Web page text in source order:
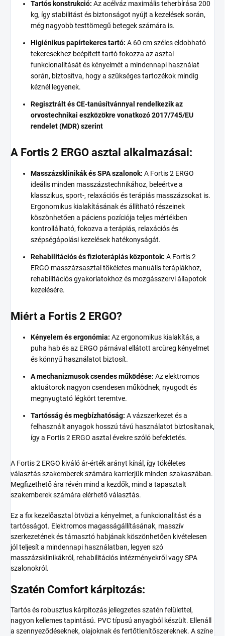
Tartós konstrukció: Az acélváz maximális teherbírása 200
kg, így stabilitást és biztonságot nyújt a kezelések során,
még nagyobb testtömegű betegek számára is.
Higiénikus papírtekercs tartó: A 60 cm széles eldobható
tekercsekhez beépített tartó fokozza az asztal
funkcionalitását és kényelmét a mindennapi használat
során, biztosítva, hogy a szükséges tartozékok mindig
kéznél legyenek.
Regisztrált és CE-tanúsítvánnyal rendelkezik az
orvostechnikai eszközökre vonatkozó 2017/745/EU
rendelet (MDR) szerint
A Fortis 2 ERGO asztal alkalmazásai:
Masszázsklinikák és SPA szalonok: A Fortis 2 ERGO
ideális minden masszázstechnikához, beleértve a
klasszikus, sport-, relaxációs és terápiás masszázsokat is.
Ergonomikus kialakításának és állítható részeinek
köszönhetően a páciens pozíciója teljes mértékben
kontrollálható, fokozva a terápiás, relaxációs és
szépségápolási kezelések hatékonyságát.
Rehabilitációs és fizioterápiás központok: A Fortis 2
ERGO masszázsasztal tökéletes manuális terápiákhoz,
rehabilitációs gyakorlatokhoz és mozgásszervi állapotok
kezelésére.
Miért a Fortis 2 ERGO?
Kényelem és ergonómia: Az ergonomikus kialakítás, a
puha hab és az ERGO párnával ellátott arcüreg kényelmet
és könnyű használatot biztosít.
A mechanizmusok csendes működése: Az elektromos
aktuátorok nagyon csendesen működnek, nyugodt és
megnyugtató légkört teremtve.
Tartósság és megbízhatóság: A vázszerkezet és a
felhasznált anyagok hosszú távú használatot biztosítanak,
így a Fortis 2 ERGO asztal évekre szóló befektetés.
A Fortis 2 ERGO kiváló ár-érték arányt kínál, így tökéletes
választás szakemberek számára karrierjük minden szakaszában.
Megfizethető ára révén mind a kezdők, mind a tapasztalt
szakemberek számára elérhető választás.
Ez a fix kezelőasztal ötvözi a kényelmet, a funkcionalitást és a
tartósságot. Elektromos magasságállításának, masszív
szerkezetének és támasztó habjának köszönhetően kivételesen
jól teljesít a mindennapi használatban, legyen szó
masszázsklinikákról, rehabilitációs intézményekről vagy SPA
szalonokról.
Szatén Comfort kárpitozás:
Tartós és robusztus kárpitozás jellegzetes szatén felülettel,
nagyon kellemes tapintású. PVC típusú anyagból készült. Ellenáll
a szennyeződéseknek, olajoknak és fertőtlenítőszereknek. A színe